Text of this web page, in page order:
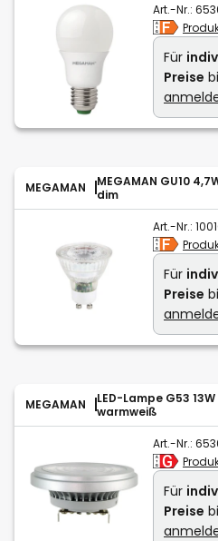
Art.-Nr.:
Für
Preise
MEGAMAN
MEGAMAN GU10
dim
Art.-Nr.:
Für
Preise
MEGAMAN
LED-Lampe G53
warmweiß
Art.-Nr.:
Für
Preise